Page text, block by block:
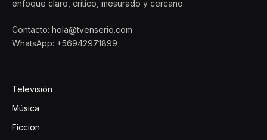
enfoque claro, crítico, mesurado y cercano.
Contacto: hola@tvenserio.com
WhatsApp: +56942971899
Televisión
Música
Ficcion